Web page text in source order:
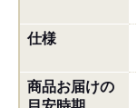
仕様
商品お届けの